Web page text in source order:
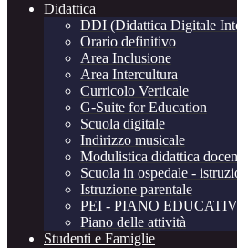
Didattica
DDI (Didattica Digitale
Orario definitivo
Area Inclusione
Area Intercultura
Curricolo Verticale
G-Suite for Education
Scuola digitale
Indirizzo musicale
Modulistica didattica
Scuola in ospedale -
Istruzione parentale
PEI - PIANO
Piano delle attività
Studenti e Famiglie